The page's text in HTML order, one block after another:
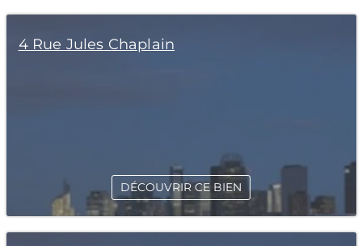
4 Rue Jules Chaplain
DÉCOUVRIR CE BIEN